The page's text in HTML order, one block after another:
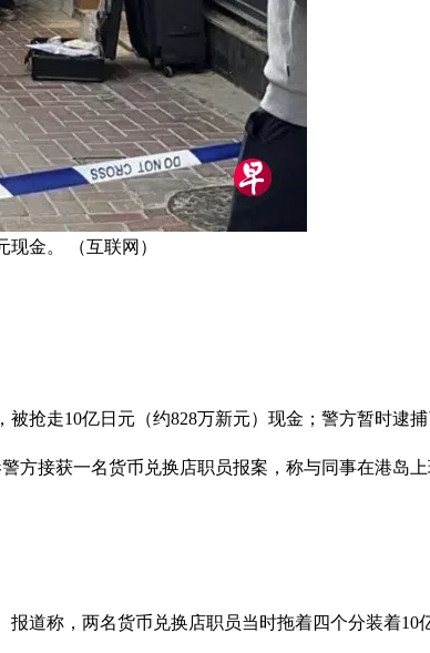
金。 （互联网）
抢走10亿日元（约828万新元）现金；警方暂时逮
方接获一名货币兑换店职员报案，称与同事在港岛
道称，两名货币兑换店职员当时拖着四个分装着